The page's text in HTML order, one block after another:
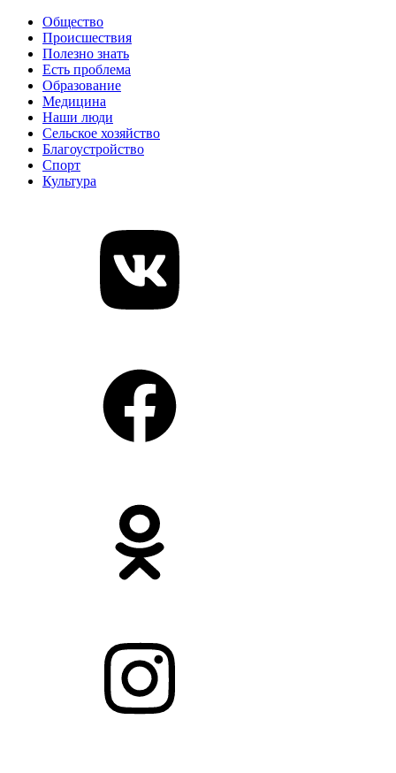
Общество
Происшествия
Полезно знать
Есть проблема
Образование
Медицина
Наши люди
Сельское хозяйство
Благоустройство
Спорт
Культура